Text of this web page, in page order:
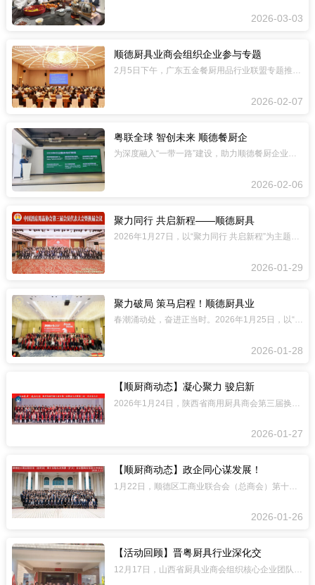
2026-03-03
顺德厨具业商会组织企业参与专题
2月5日下午，广东五金餐厨用品行业联盟专题推介活动在佛山岭南天地康得思酒店举行。
2026-02-07
粤联全球 智创未来 顺德餐厨企
为深度融入“一带一路”建设，助力顺德餐厨企业精准开拓东南亚市场，2月4日，食品行
2026-02-06
聚力同行 共启新程——顺德厨具
2026年1月27日，以“聚力同行 共启新程”为主题的中国酒店用品协会第三届会员
2026-01-29
聚力破局 策马启程！顺德厨具业
春潮涌动处，奋进正当时。2026年1月25日，以“聚力破局 策马启程”为主题的四
2026-01-28
【顺厨商动态】凝心聚力 骏启新
2026-01-27
【顺厨商动态】政企同心谋发展！
2026-01-26
【活动回顾】晋粤厨具行业深化交